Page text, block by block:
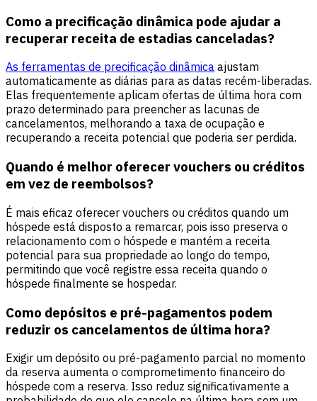
Como a precificação dinâmica pode ajudar a
recuperar receita de estadias canceladas?
As ferramentas de precificação dinâmica ajustam
automaticamente as diárias para as datas recém-liberadas.
Elas frequentemente aplicam ofertas de última hora com
prazo determinado para preencher as lacunas de
cancelamentos, melhorando a taxa de ocupação e
recuperando a receita potencial que poderia ser perdida.
Quando é melhor oferecer vouchers ou créditos
em vez de reembolsos?
É mais eficaz oferecer vouchers ou créditos quando um
hóspede está disposto a remarcar, pois isso preserva o
relacionamento com o hóspede e mantém a receita
potencial para sua propriedade ao longo do tempo,
permitindo que você registre essa receita quando o
hóspede finalmente se hospedar.
Como depósitos e pré-pagamentos podem
reduzir os cancelamentos de última hora?
Exigir um depósito ou pré-pagamento parcial no momento
da reserva aumenta o comprometimento financeiro do
hóspede com a reserva. Isso reduz significativamente a